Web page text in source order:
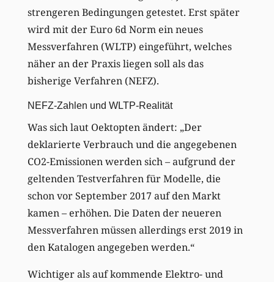
strengeren Bedingungen getestet. Erst später
wird mit der Euro 6d Norm ein neues
Messverfahren (WLTP) eingeführt, welches
näher an der Praxis liegen soll als das
bisherige Verfahren (NEFZ).
NEFZ-Zahlen und WLTP-Realität
Was sich laut Oektopten ändert: „Der
deklarierte Verbrauch und die angegebenen
CO2-Emissionen werden sich – aufgrund der
geltenden Testverfahren für Modelle, die
schon vor September 2017 auf den Markt
kamen – erhöhen. Die Daten der neueren
Messverfahren müssen allerdings erst 2019 in
den Katalogen angegeben werden.“
Wichtiger als auf kommende Elektro- und